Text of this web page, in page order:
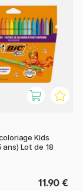
Kids
ans) Lot de 18
11.90 €